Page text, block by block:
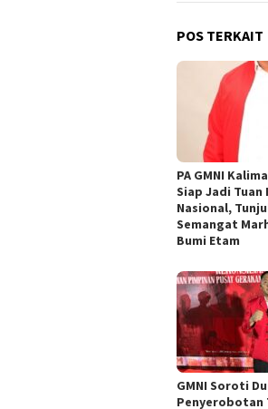
POS TERKAIT
PA GMNI
Siap Jadi Tuan
Nasional,
Semangat
Bumi Etam
GMNI Soroti
Penyerobotan